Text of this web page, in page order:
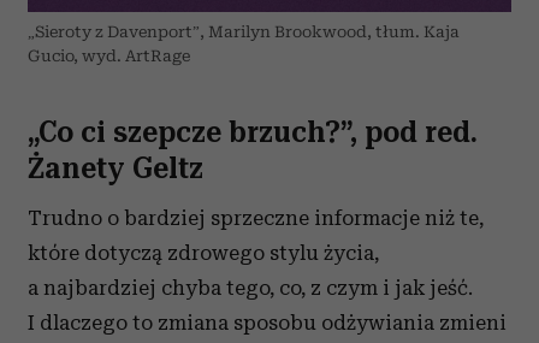
„Sieroty z Davenport”, Marilyn Brookwood, tłum. Kaja
Gucio, wyd. ArtRage
„Co ci szepcze brzuch?”, pod red.
Żanety Geltz
Trudno o bardziej sprzeczne informacje niż te,
które dotyczą zdrowego stylu życia,
a najbardziej chyba tego, co, z czym i jak jeść.
I dlaczego to zmiana sposobu odżywiania zmieni